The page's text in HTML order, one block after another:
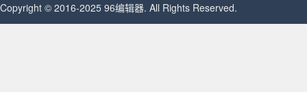
Copyright © 2016-2025 96编辑器. All Rights Reserved.